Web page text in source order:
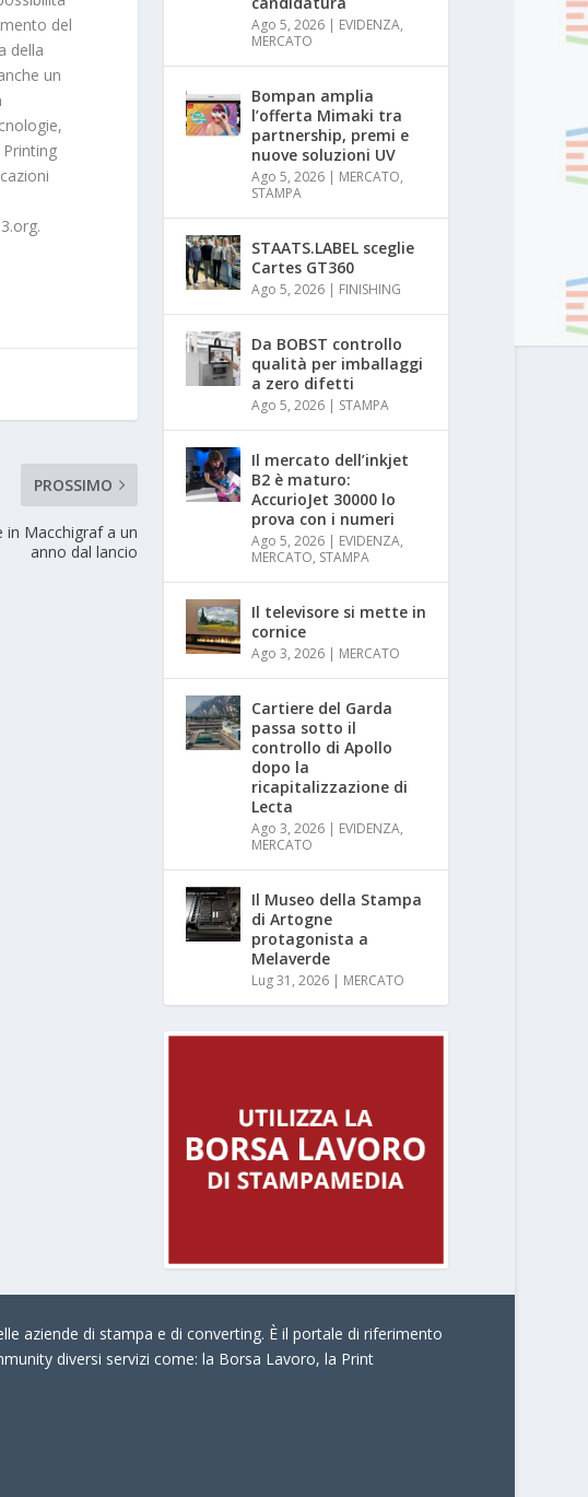
del
della
un
PROSSIMO
in Macchigraf a un
anno dal lancio
Ago 5, 2026 | EVIDENZA,
MERCATO
Bompan amplia
l’offerta Mimaki tra
partnership, premi e
nuove soluzioni UV
Ago 5, 2026 | MERCATO,
STAMPA
STAATS.LABEL sceglie
Cartes GT360
Ago 5, 2026 | FINISHING
Da BOBST controllo
qualità per imballaggi
a zero difetti
Ago 5, 2026 | STAMPA
Il mercato dell’inkjet
B2 è maturo:
AccurioJet 30000 lo
prova con i numeri
Ago 5, 2026 | EVIDENZA,
MERCATO, STAMPA
Il televisore si mette in
cornice
Ago 3, 2026 | MERCATO
Cartiere del Garda
passa sotto il
controllo di Apollo
dopo la
ricapitalizzazione di
Lecta
Ago 3, 2026 | EVIDENZA,
MERCATO
Il Museo della Stampa
di Artogne
protagonista a
Melaverde
Lug 31, 2026 | MERCATO
aziende di stampa e di converting. È il portale di riferimento
diversi servizi come: la Borsa Lavoro, la Print